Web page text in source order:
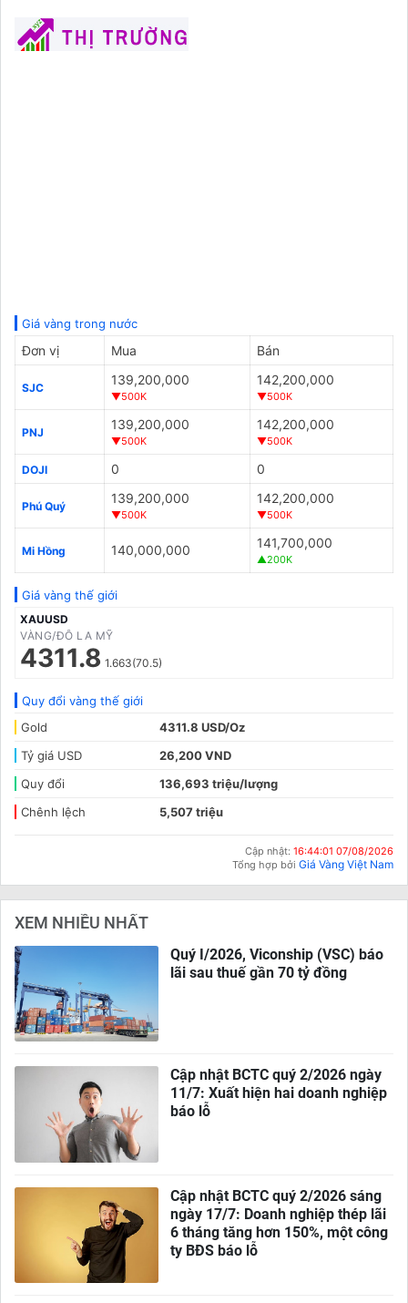
Giá vàng trong nước
Đơn vị Mua Bán
SJC
139,200,000
▼500K
142,200,000
▼500K
PNJ
139,200,000
▼500K
142,200,000
▼500K
DOJI 0 0
Phú Quý
139,200,000
▼500K
142,200,000
▼500K
Mi Hồng 140,000,000 141,700,000
▲200K
Giá vàng thế giới
XAUUSD
VÀNG/ĐÔ LA MỸ
4311.8 1.663(70.5)
Quy đổi vàng thế giới
Gold
4311.8 USD/Oz
Tỷ giá USD
26,200 VND
Quy đổi
136,693 triệu/lượng
Chênh lệch
5,507 triệu
Cập nhật: 16:44:01 07/08/2026
Tổng hợp bởi Giá Vàng Việt Nam
XEM NHIỀU NHẤT
Quý I/2026, Viconship (VSC) báo
lãi sau thuế gần 70 tỷ đồng
Cập nhật BCTC quý 2/2026 ngày
11/7: Xuất hiện hai doanh nghiệp
báo lỗ
Cập nhật BCTC quý 2/2026 sáng
ngày 17/7: Doanh nghiệp thép lãi
6 tháng tăng hơn 150%, một công
ty BĐS báo lỗ